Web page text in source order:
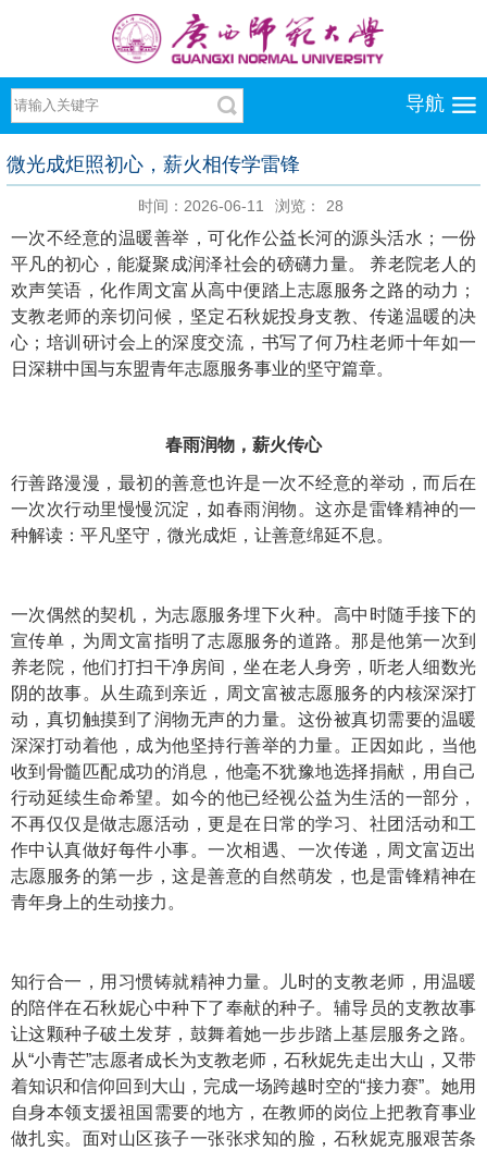
导航
微光成炬照初心，薪火相传学雷锋
时间：2026-06-11 浏览： 28
一次不经意的温暖善举，可化作公益长河的源头活水；一份
平凡的初心，能凝聚成润泽社会的磅礴力量。 养老院老人的
欢声笑语，化作周文富从高中便踏上志愿服务之路的动力；
支教老师的亲切问候，坚定石秋妮投身支教、传递温暖的决
心；培训研讨会上的深度交流，书写了何乃柱老师十年如一
日深耕中国与东盟青年志愿服务事业的坚守篇章。
春雨润物，薪火传心
行善路漫漫，最初的善意也许是一次不经意的举动，而后在
一次次行动里慢慢沉淀，如春雨润物。这亦是雷锋精神的一
种解读：平凡坚守，微光成炬，让善意绵延不息。
一次偶然的契机，为志愿服务埋下火种。高中时随手接下的
宣传单，为周文富指明了志愿服务的道路。那是他第一次到
养老院，他们打扫干净房间，坐在老人身旁，听老人细数光
阴的故事。从生疏到亲近，周文富被志愿服务的内核深深打
动，真切触摸到了润物无声的力量。这份被真切需要的温暖
深深打动着他，成为他坚持行善举的力量。正因如此，当他
收到骨髓匹配成功的消息，他毫不犹豫地选择捐献，用自己
行动延续生命希望。如今的他已经视公益为生活的一部分，
不再仅仅是做志愿活动，更是在日常的学习、社团活动和工
作中认真做好每件小事。一次相遇、一次传递，周文富迈出
志愿服务的第一步，这是善意的自然萌发，也是雷锋精神在
青年身上的生动接力。
知行合一，用习惯铸就精神力量。儿时的支教老师，用温暖
的陪伴在石秋妮心中种下了奉献的种子。辅导员的支教故事
让这颗种子破土发芽，鼓舞着她一步步踏上基层服务之路。
从“小青芒”志愿者成长为支教老师，石秋妮先走出大山，又带
着知识和信仰回到大山，完成一场跨越时空的“接力赛”。她用
自身本领支援祖国需要的地方，在教师的岗位上把教育事业
做扎实。面对山区孩子一张张求知的脸，石秋妮克服艰苦条